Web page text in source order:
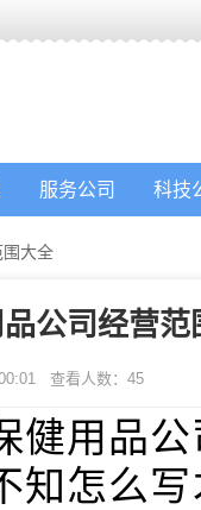
服务公司 科技
大全
公司经营
查看人数： 45
健用品
知怎么